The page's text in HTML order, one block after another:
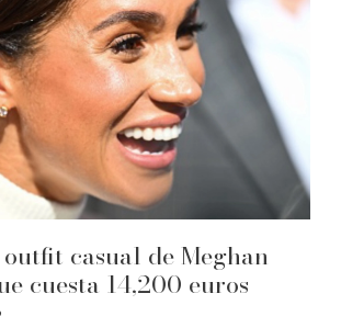
outfit casual de Meghan
cuesta 14,200 euros